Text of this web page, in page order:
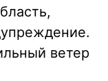
ветер